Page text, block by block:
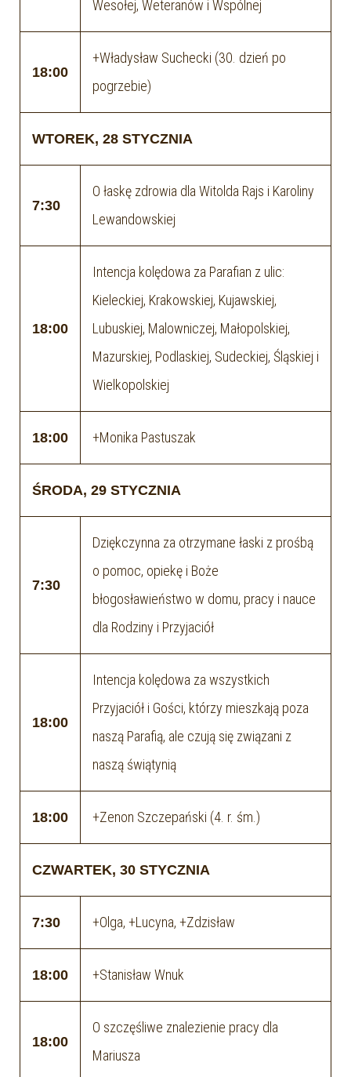
Wesołej, Weteranów i Wspólnej
18:00
+Władysław Suchecki (30. dzień po
pogrzebie)
WTOREK, 28 STYCZNIA
7:30
O łaskę zdrowia dla Witolda Rajs i Karoliny
Lewandowskiej
18:00
Intencja kolędowa za Parafian z ulic:
Kieleckiej, Krakowskiej, Kujawskiej,
Lubuskiej, Malowniczej, Małopolskiej,
Mazurskiej, Podlaskiej, Sudeckiej, Śląskiej i
Wielkopolskiej
18:00 +Monika Pastuszak
ŚRODA, 29 STYCZNIA
7:30
Dziękczynna za otrzymane łaski z prośbą
o pomoc, opiekę i Boże
błogosławieństwo w domu, pracy i nauce
dla Rodziny i Przyjaciół
18:00
Intencja kolędowa za wszystkich
Przyjaciół i Gości, którzy mieszkają poza
naszą Parafią, ale czują się związani z
naszą świątynią
18:00 +Zenon Szczepański (4. r. śm.)
CZWARTEK, 30 STYCZNIA
7:30 +Olga, +Lucyna, +Zdzisław
18:00 +Stanisław Wnuk
18:00
O szczęśliwe znalezienie pracy dla
Mariusza